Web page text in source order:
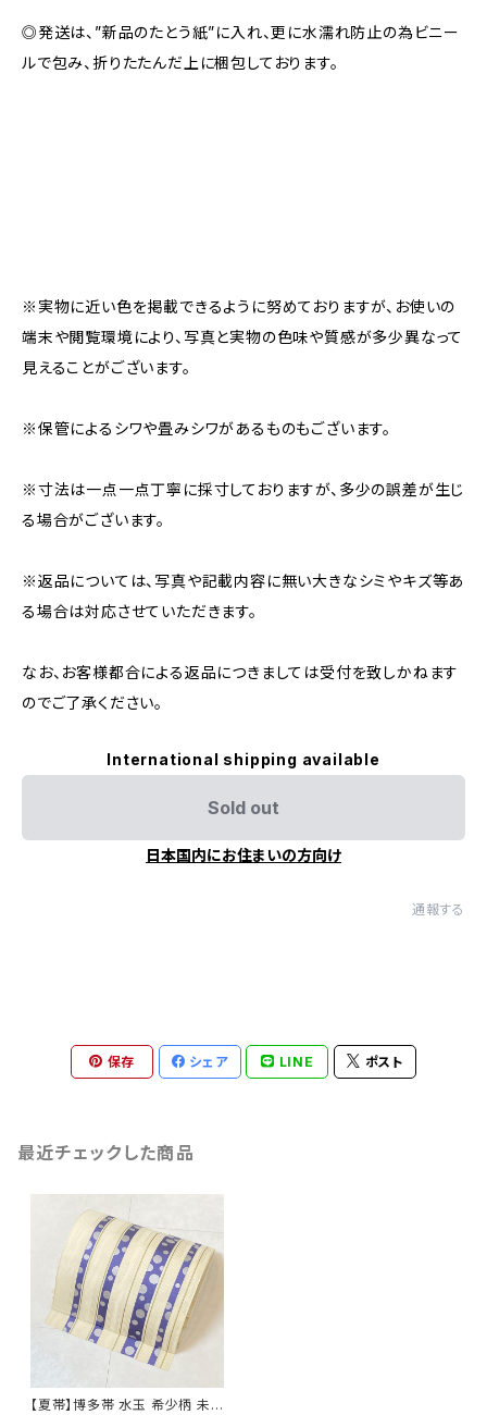
◎発送は、”新品のたとう紙”に入れ、更に水濡れ防止の為ビニー
ルで包み、折りたたんだ上に梱包しております。
※実物に近い色を掲載できるように努めておりますが、お使いの
端末や閲覧環境により、写真と実物の色味や質感が多少異なって
見えることがございます。
※保管によるシワや畳みシワがあるものもございます。
※寸法は一点一点丁寧に採寸しておりますが、多少の誤差が生じ
る場合がございます。
※返品については、写真や記載内容に無い大きなシミやキズ等あ
る場合は対応させていただきます。
なお、お客様都合による返品につきましては受付を致しかねます
のでご了承ください。
International shipping available
Sold out
日本国内にお住まいの方向け
通報する
保存 シェア LINE ポスト
最近チェックした商品
【夏帯】博多帯 水玉 希少柄 未